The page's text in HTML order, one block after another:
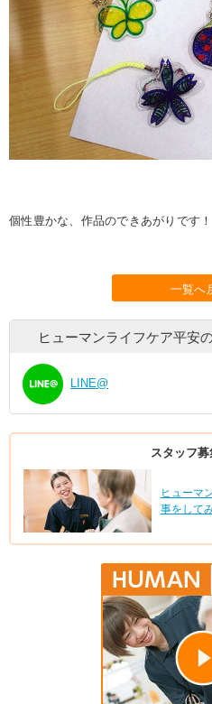
個性豊かな、作品のできあがりです！
一覧へ
ヒューマンライフケア平安
LINE@
スタッフ募
ヒューマ
事をして